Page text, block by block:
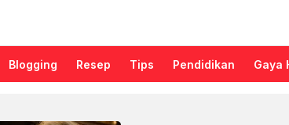
Blogging Resep Tips Pendidikan Gaya